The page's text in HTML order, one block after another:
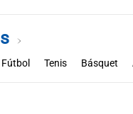
Fútbol Tenis Básquet